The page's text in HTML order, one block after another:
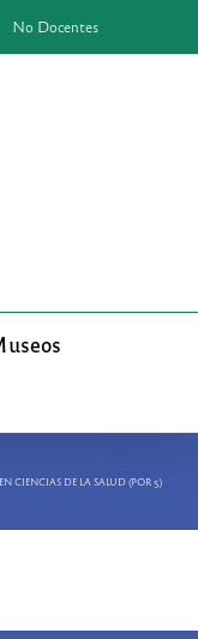
No Docentes
CIENCIAS DE LA SALUD (POR 5)